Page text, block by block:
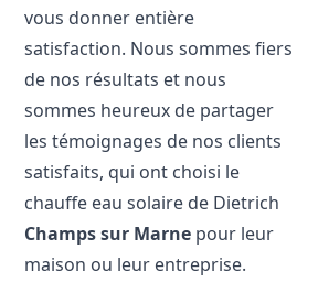
vous donner entière
satisfaction. Nous sommes fiers
de nos résultats et nous
sommes heureux de partager
les témoignages de nos clients
satisfaits, qui ont choisi le
chauffe eau solaire de Dietrich
Champs sur Marne pour leur
maison ou leur entreprise.